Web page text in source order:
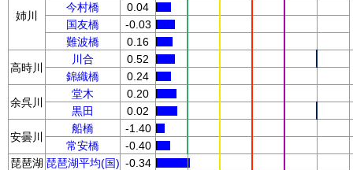
姉川
今村橋
0.04
国友橋
-0.03
難波橋
0.16
高時川
川合
0.52
錦織橋
0.24
余呉川
堂木
0.20
黒田
0.02
安曇川
船橋
-1.40
常安橋
-0.40
琵琶湖 琵琶湖平均(国) -0.34